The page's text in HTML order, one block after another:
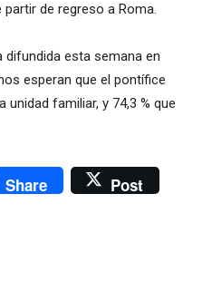
de regreso a Roma.
difundida esta semana en
esperan que el pontífice
unidad familiar, y 74,3 % que
Share Post